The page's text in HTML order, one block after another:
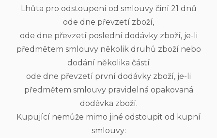
Lhůta pro odstoupení od smlouvy činí 21 dnů
ode dne převzetí zboží,
ode dne převzetí poslední dodávky zboží, je-li
předmětem smlouvy několik druhů zboží nebo
dodání několika částí
ode dne převzetí první dodávky zboží, je-li
předmětem smlouvy pravidelná opakovaná
dodávka zboží.
Kupující nemůže mimo jiné odstoupit od kupní
smlouvy: